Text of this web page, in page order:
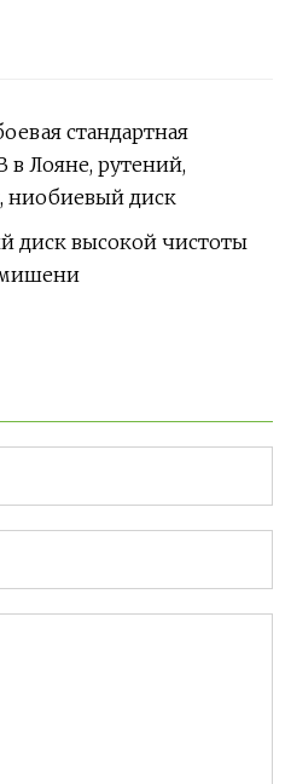
стандартная
в Лояне, рутений,
ниобиевый диск
диск высокой чистоты
мишени